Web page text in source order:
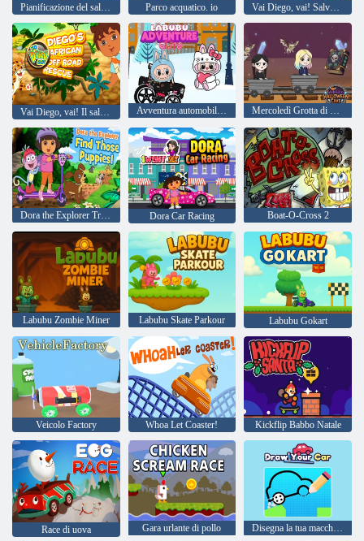
Pianificazione del salvagente Parco acquatico. io Vai Diego, vai! Salvataggi di animali
Avventura automobilistica Labubu Mercoledì Grotta di Halloween
Dora the Explorer Trova quei cuccioli Dora Car Racing Boat-O-Cross 2
Labubu Zombie Miner Labubu Skate Parkour Labubu Gokart
Veicolo Factory Whoa Let Coaster! Kickflip Babbo Natale
Race di uova Gara urlante di pollo Disegna la tua macchina